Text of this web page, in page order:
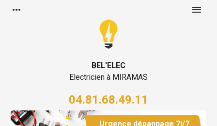
more_horiz menu
BEL'ELEC
Electricien à MIRAMAS
04.81.68.49.11
Urgence dépannage 7j/7